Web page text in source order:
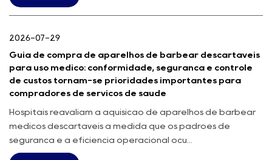
2026-07-29
Guia de compra de aparelhos de barbear descartáveis
para uso médico: conformidade, segurança e controle
de custos tornam-se prioridades importantes para
compradores de serviços de saúde
Hospitais reavaliam a aquisição de aparelhos de barbear
médicos descartáveis à medida que os padrões de
segurança e a eficiência operacional ocu...